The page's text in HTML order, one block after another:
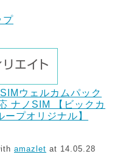
プ
ウェルカムパック
ナノSIM 【ビックカ
ープオリジナル】
amazlet at 14.05.28